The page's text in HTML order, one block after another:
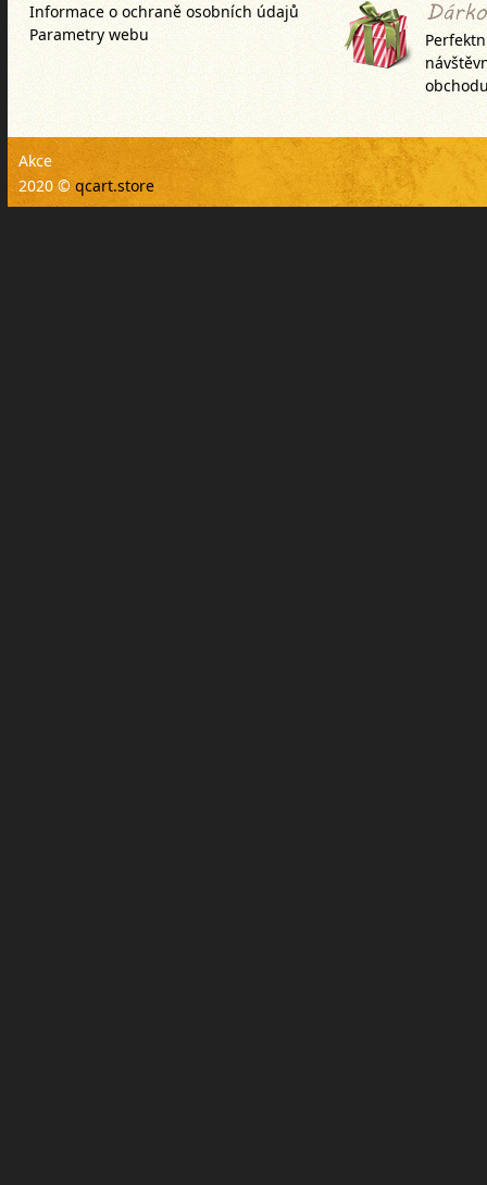
Informace o ochraně osobních údajů
Parametry webu
Akce
2020 © qcart.store